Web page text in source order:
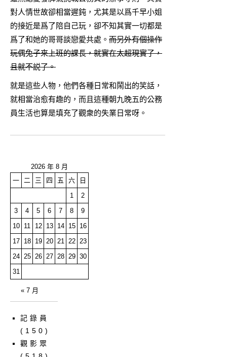
對人情世故卻相當遲鈍，尤其是以爲千早小姐
的接近是爲了陪自己玩，卻不知其實一切都是
爲了和她的哥哥談戀愛共處。 而另外有個操作
玩偶兔子來上班的課長，就實在太超現實了，
且就不説了。
就是這些人物，他們各種日常和鬧出的笑話，
就相當治愈有趣的，而且這種朝九晚五的公務
員生活也算是填充了觀衆的失業日常呀。
2026 年 8 月
一 二 三 四 五 六
日
1
2
3
4 5 6 7 8
9
10
11 12 13 14 15
16
17
18 19 20 21 22 23
24 25 26 27 28 29 30
31
« 7 月
記錄員
(150)
觀影眾